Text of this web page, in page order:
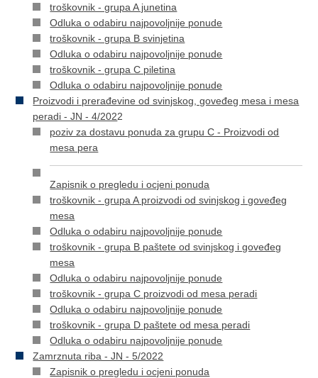
troškovnik - grupa A junetina
Odluka o odabiru najpovoljnije ponude
troškovnik - grupa B svinjetina
Odluka o odabiru najpovoljnije ponude
troškovnik - grupa C piletina
Odluka o odabiru najpovoljnije ponude
Proizvodi i prerađevine od svinjskog, goveđeg mesa i mesa
peradi - JN - 4/2022
poziv za dostavu ponuda za grupu C - Proizvodi od
mesa pera
Zapisnik o pregledu i ocjeni ponuda
troškovnik - grupa A proizvodi od svinjskog i goveđeg
mesa
Odluka o odabiru najpovoljnije ponude
troškovnik - grupa B paštete od svinjskog i goveđeg
mesa
Odluka o odabiru najpovoljnije ponude
troškovnik - grupa C proizvodi od mesa peradi
Odluka o odabiru najpovoljnije ponude
troškovnik - grupa D paštete od mesa peradi
Odluka o odabiru najpovoljnije ponude
Zamrznuta riba - JN - 5/2022
Zapisnik o pregledu i ocjeni ponuda